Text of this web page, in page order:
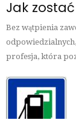
Jak
Bez wątpienia
profesja, która